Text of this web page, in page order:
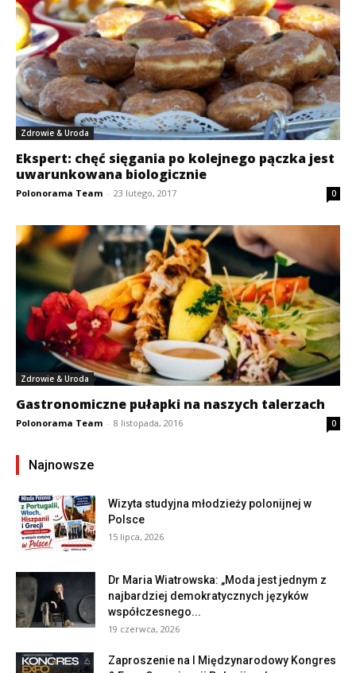
Zdrowie & Uroda
Ekspert: chęć sięgania po kolejnego pączka jest
uwarunkowana biologicznie
Polonorama Team - 23 lutego, 2017 0
Zdrowie & Uroda
Gastronomiczne pułapki na naszych talerzach
Polonorama Team - 8 listopada, 2016 0
Najnowsze
Wizyta studyjna młodzieży polonijnej w
Polsce
15 lipca, 2026
Dr Maria Wiatrowska: „Moda jest jednym z
najbardziej demokratycznych języków
współczesnego...
19 czerwca, 2026
Zaproszenie na I Międzynarodowy Kongres